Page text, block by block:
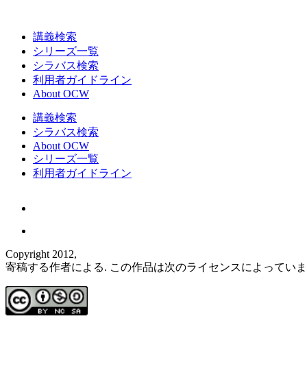
講義検索
シリーズ一覧
シラバス検索
利用者ガイドライン
About OCW
講義検索
シラバス検索
About OCW
シリーズ一覧
利用者ガイドライン
Copyright 2012,
寄稿する作者による. この作品は次のライセンスによってい